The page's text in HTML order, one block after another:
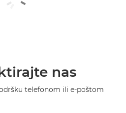
nas
telefonom ili e-poštom